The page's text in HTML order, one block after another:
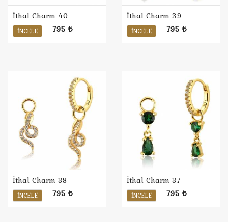
İthal Charm 40
İNCELE 795 ₺
İthal Charm 39
İNCELE 795 ₺
İthal Charm 38
İNCELE 795 ₺
İthal Charm 37
İNCELE 795 ₺